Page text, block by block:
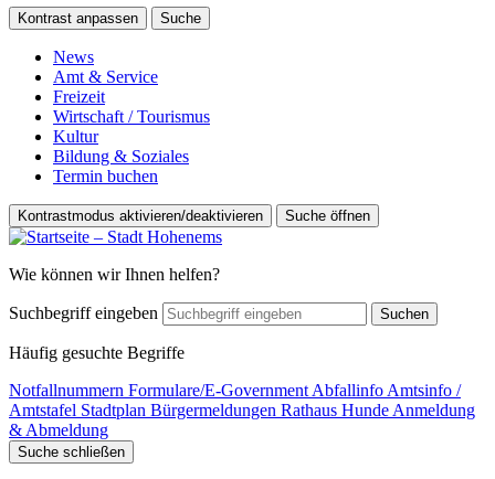
Kontrast anpassen Suche
News
Amt & Service
Freizeit
Wirtschaft / Tourismus
Kultur
Bildung & Soziales
Termin buchen
Kontrastmodus aktivieren/deaktivieren Suche öffnen
Wie können wir Ihnen helfen?
Suchbegriff eingeben Suchen
Häufig gesuchte Begriffe
Notfallnummern Formulare/E-Government Abfallinfo Amtsinfo /
Amtstafel Stadtplan Bürgermeldungen Rathaus Hunde Anmeldung
& Abmeldung
Suche schließen